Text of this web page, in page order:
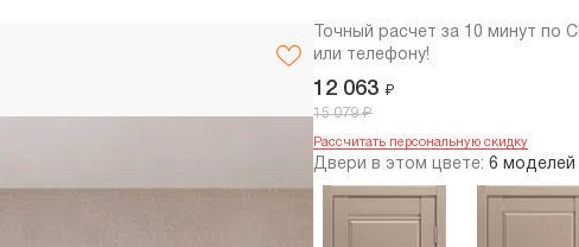
Точный расчет за 10 минут по
или телефону!
12 063 ₽
15 079₽
Рассчитать персональную скидку
Двери в этом цвете: 6 моделей